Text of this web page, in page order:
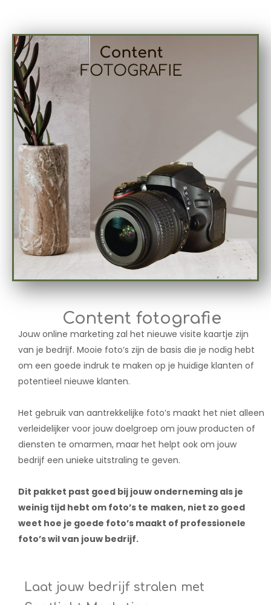
Content fotografie
Jouw online marketing zal het nieuwe visite kaartje zijn
van je bedrijf. Mooie foto’s zijn de basis die je nodig hebt
om een goede indruk te maken op je huidige klanten of
potentieel nieuwe klanten.
Het gebruik van aantrekkelijke foto’s maakt het niet alleen
verleidelijker voor jouw doelgroep om jouw producten of
diensten te omarmen, maar het helpt ook om jouw
bedrijf een unieke uitstraling te geven.
Dit pakket past goed bij jouw onderneming als je
weinig tijd hebt om foto’s te maken, niet zo goed
weet hoe je goede foto’s maakt of professionele
foto’s wil van jouw bedrijf.
Laat jouw bedrijf stralen met